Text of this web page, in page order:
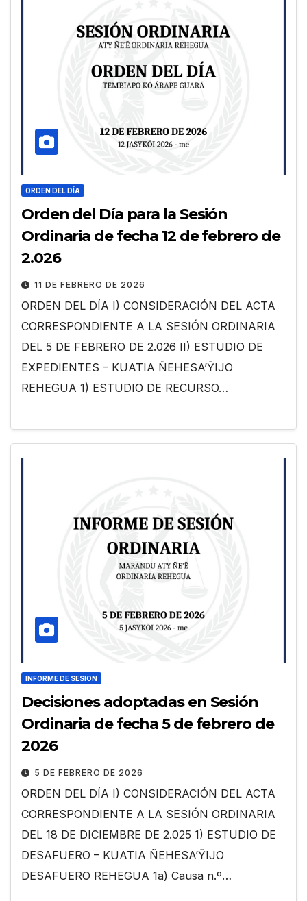
ORDEN DEL DÍA
Orden del Día para la Sesión
Ordinaria de fecha 12 de febrero de
2.026
11 DE FEBRERO DE 2026
ORDEN DEL DÍA I) CONSIDERACIÓN DEL ACTA
CORRESPONDIENTE A LA SESIÓN ORDINARIA
DEL 5 DE FEBRERO DE 2.026 II) ESTUDIO DE
EXPEDIENTES – KUATIA ÑEHESA’ỸIJO
REHEGUA 1) ESTUDIO DE RECURSO…
INFORME DE SESION
Decisiones adoptadas en Sesión
Ordinaria de fecha 5 de febrero de
2026
5 DE FEBRERO DE 2026
ORDEN DEL DÍA I) CONSIDERACIÓN DEL ACTA
CORRESPONDIENTE A LA SESIÓN ORDINARIA
DEL 18 DE DICIEMBRE DE 2.025 1) ESTUDIO DE
DESAFUERO – KUATIA ÑEHESA’ỸIJO
DESAFUERO REHEGUA 1a) Causa n.º…